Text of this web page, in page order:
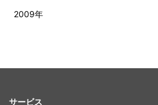
2009年
サービス